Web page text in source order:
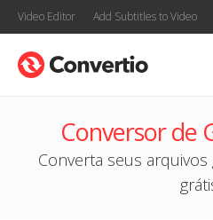
Video Editor Add Subtitles to Video
Conversor de
Converta seus